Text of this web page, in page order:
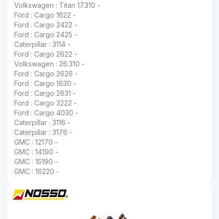
Volkswagen : Titan 17.310 -
Ford : Cargo 1622 -
Ford : Cargo 2422 -
Ford : Cargo 2425 -
Caterpillar : 3114 -
Ford : Cargo 2622 -
Volkswagen : 26.310 -
Ford : Cargo 2626 -
Ford : Cargo 1630 -
Ford : Cargo 2631 -
Ford : Cargo 3222 -
Ford : Cargo 4030 -
Caterpillar : 3116 -
Caterpillar : 3176 -
GMC : 12170 -
GMC : 14190 -
GMC : 15190 -
GMC : 16220 -